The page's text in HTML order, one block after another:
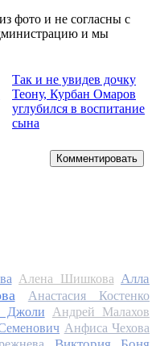
фото и не согласны с
и мы
Так и не увидев дочку
Теону, Курбан Омаров
углубился в воспитание
сына
Комментировать
Алена Шишкова Алла
Анастасия Костенко
Джоли
Андрей Малахов
Анфиса Чехова